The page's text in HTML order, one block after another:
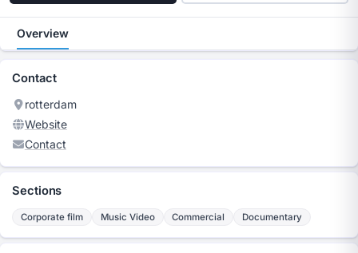
Overview
Contact
rotterdam
Website
Contact
Sections
Corporate film Music Video Commercial Documentary